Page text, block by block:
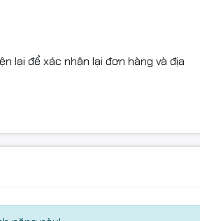
Canada, Australia, New Zealand
lại để xác nhận lại đơn hàng và địa